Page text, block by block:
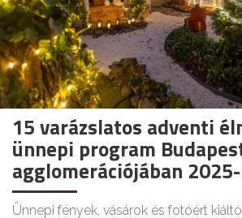
15 varázslatos adventi
ünnepi program
agglomerációjában
Ünnepi fények, vásárok és fotóért